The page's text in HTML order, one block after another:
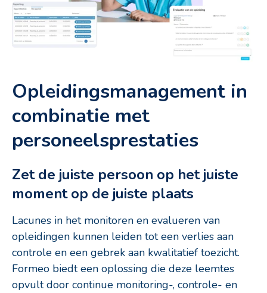
Opleidingsmanagement in
combinatie met
personeelsprestaties
Zet de juiste persoon op het juiste
moment op de juiste plaats
Lacunes in het monitoren en evalueren van
opleidingen kunnen leiden tot een verlies aan
controle en een gebrek aan kwalitatief toezicht.
Formeo biedt een oplossing die deze leemtes
opvult door continue monitoring-, controle- en